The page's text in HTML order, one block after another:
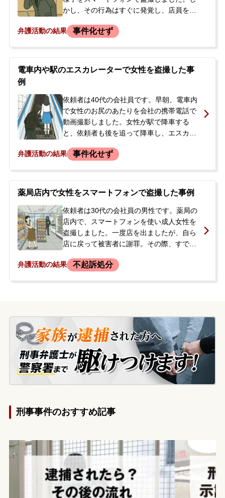
たご両親が当事務所に相談に来られまし
かし、その行為はすぐに発覚し、店員を呼
帯電話を取り上げられ、店舗に移動させら
円を要望され、指定された期日までに支払
う旨の念書に署名・押印して、ようやく解
するため当事務所へ相談に来られました。
弁護活動の結果 事件化せず
電車内や駅のエスカレーターで女性を盗撮した事
例
依頼者は40代の会社員です。早朝、電車内
で女性のお尻のあたりを会社の携帯電話で
動画撮影しました。女性が駅で降車する
と、依頼者も後を追って降車し、エスカレ
た。エスカレーターを上りきったところで
が、警備員に取り押さえられました。駆け
付けた警察官に警察署へ任意同行され聴取
を受け、犯行を認めたため、携帯電話が押
収されました。その日は帰宅を許されたも
のの、会社への発覚や今後の刑事手続きに
強い不安を抱き、当事務所へ相談に来られ
弁護活動の結果 事件化せず
薬局店内で女性をスマートフォンで盗撮した事例
依頼者は30代の会社員の男性です。薬局の
店内で、スマートフォンを使い成人女性を
盗撮しました。一度店を出ましたが、自ら
店に戻って被害者に謝罪。その際、すでに
同行を求められ、取調べを受けました。同
と強く希望。今後の手続きに不安を感じた
父親が、事件の翌日に当事務所へ相談に来
られました。
弁護活動の結果 不起訴処分
刑事事件のおすすめ記事